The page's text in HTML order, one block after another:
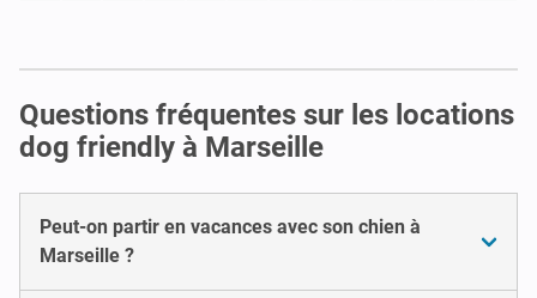
Questions fréquentes sur les locations
dog friendly à Marseille
Peut-on partir en vacances avec son chien à
Marseille ?